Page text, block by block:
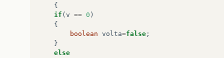
{
if ( v == 0 )
{
boolean volta=false ;
}
else